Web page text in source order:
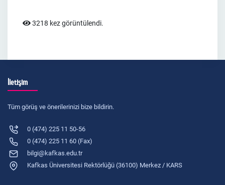
3218 kez görüntülendi.
İletişim
Tüm görüş ve önerilerinizi bize bildirin.
0 (474) 225 11 50-56
0 (474) 225 11 60 (Fax)
bilgi@kafkas.edu.tr
Kafkas Üniversitesi Rektörlüğü (36100) Merkez / KARS